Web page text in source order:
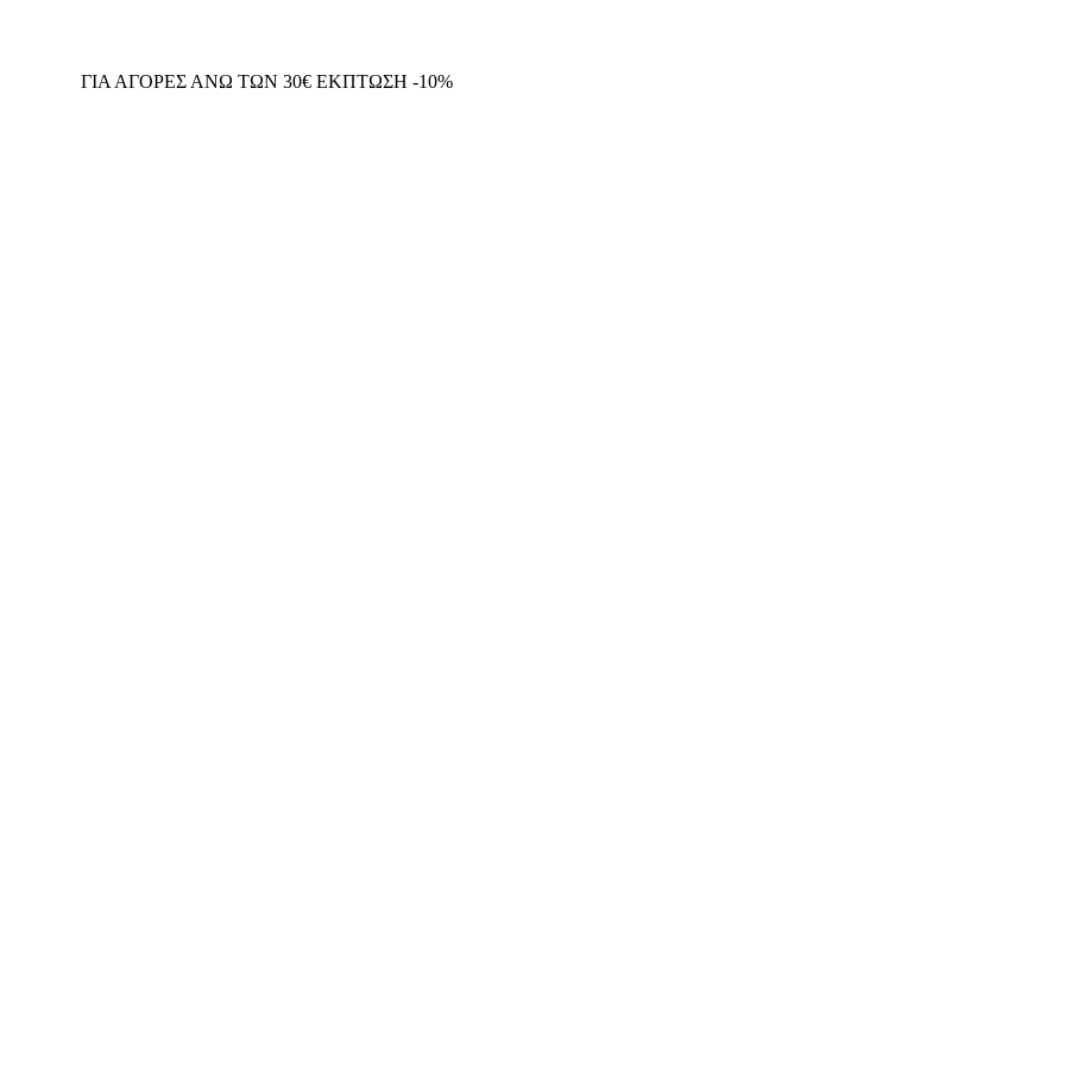
ΓΙΑ ΑΓΟΡΕΣ ΑΝΩ ΤΩΝ 30€ ΕΚΠΤΩΣΗ -10%